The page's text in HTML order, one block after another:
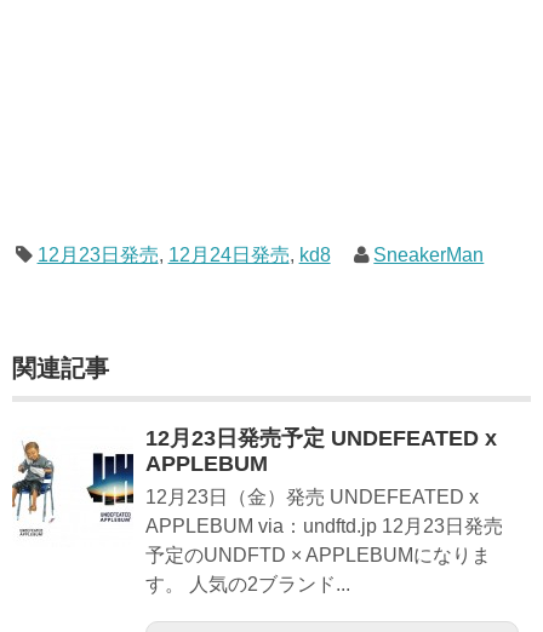
12月23日発売, 12月24日発売, kd8 SneakerMan
関連記事
12月23日発売予定 UNDEFEATED x
APPLEBUM
12月23日（金）発売 UNDEFEATED x
APPLEBUM via：undftd.jp 12月23日発売
予定のUNDFTD × APPLEBUMになりま
す。 人気の2ブランド...